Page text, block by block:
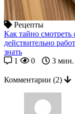
Рецепты
Как тайно смотреть
действительно
знать
1
0 3 мин.
Комментарии (2)